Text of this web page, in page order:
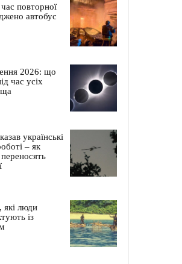
повторної
автобус
2026: що
час усіх
українські
– як
які люди
із